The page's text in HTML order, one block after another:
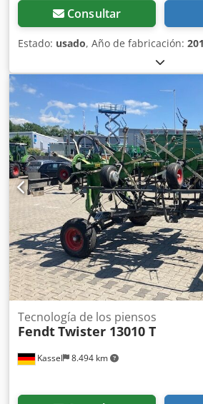
Consultar
Estado: usado, Año de fabricación:
Kassel 8.494 km
Tecnología de los piensos
FendtTwister 13010 T